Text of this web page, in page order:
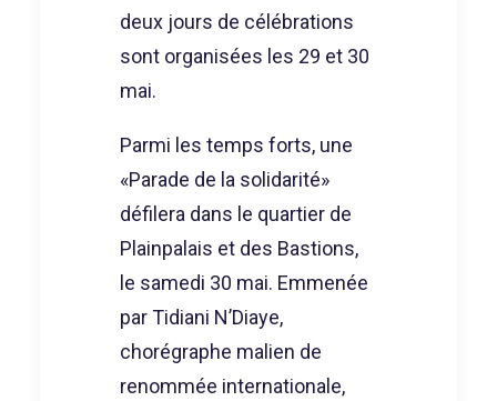
deux jours de célébrations
sont organisées les 29 et 30
mai.
Parmi les temps forts, une
«Parade de la solidarité»
défilera dans le quartier de
Plainpalais et des Bastions,
le samedi 30 mai. Emmenée
par Tidiani N’Diaye,
chorégraphe malien de
renommée internationale,